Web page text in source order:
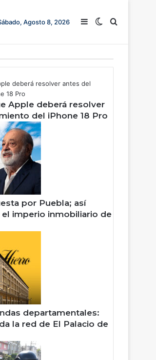
Agosto 8, 2026 Barra lateral
Switch skin
Buscar
Apple deberá resolver
del iPhone 18 Pro
por Puebla; así
el imperio inmobiliario de
departamentales:
la red de El Palacio de